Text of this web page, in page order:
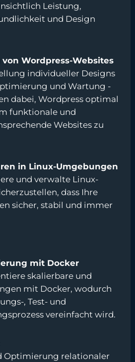
Leistung,
und Design
Wordpress-Websites
individueller Designs
und Wartung -
dabei, Wordpress optimal
funktionale und
Websites zu
in Linux-Umgebungen
und verwalte Linux-
dass Ihre
sicher, stabil und immer
mit Docker
skalierbare und
mit Docker, wodurch
, Test- und
vereinfacht wird.
Optimierung relationaler